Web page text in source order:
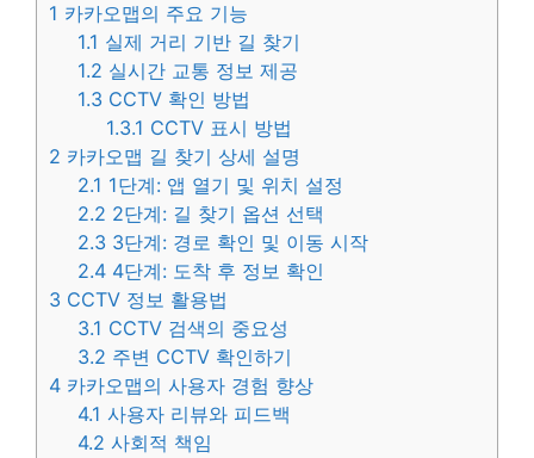
1 카카오맵의 주요 기능
1.1 실제 거리 기반 길 찾기
1.2 실시간 교통 정보 제공
1.3 CCTV 확인 방법
1.3.1 CCTV 표시 방법
2 카카오맵 길 찾기 상세 설명
2.1 1단계: 앱 열기 및 위치 설정
2.2 2단계: 길 찾기 옵션 선택
2.3 3단계: 경로 확인 및 이동 시작
2.4 4단계: 도착 후 정보 확인
3 CCTV 정보 활용법
3.1 CCTV 검색의 중요성
3.2 주변 CCTV 확인하기
4 카카오맵의 사용자 경험 향상
4.1 사용자 리뷰와 피드백
4.2 사회적 책임